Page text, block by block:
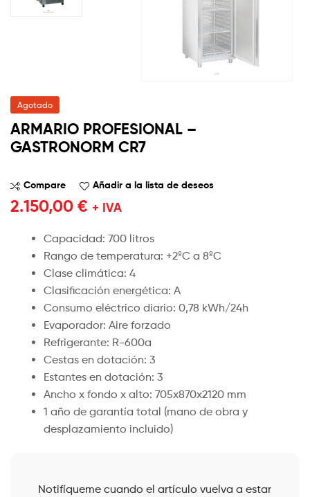
Agotado
ARMARIO PROFESIONAL –
GASTRONORM CR7
Compare Añadir a la lista de deseos
2.150,00 € + IVA
Capacidad: 700 litros
Rango de temperatura: +2ºC a 8ºC
Clase climática: 4
Clasificación energética: A
Consumo eléctrico diario: 0,78 kWh/24h
Evaporador: Aire forzado
Refrigerante: R-600a
Cestas en dotación: 3
Estantes en dotación: 3
Ancho x fondo x alto: 705x870x2120 mm
1 año de garantía total (mano de obra y
desplazamiento incluido)
Notifíqueme cuando el artículo vuelva a estar